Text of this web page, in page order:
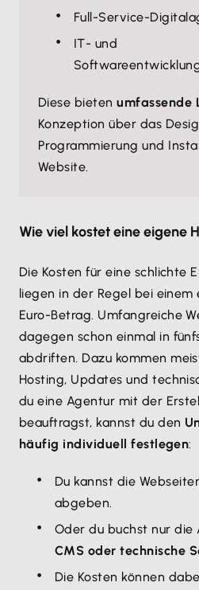
Full-Service-
IT- und
Diese bietenumfassende
Konzeption über das
Programmierung und
Website.
Wie viel kostet eine eigene
Die Kosten für eine schlichte
liegen in der Regel bei einem
Euro-Betrag. Umfangreiche
dagegen schon einmal in
abdriften. Dazu kommen
Hosting, Updates und
du eine Agentur mit der
beauftragst, kannst du den
häufig individuell festlegen:
Du kannst die
abgeben.
Oder du buchst nur die
CMS oder technische
Die Kosten können